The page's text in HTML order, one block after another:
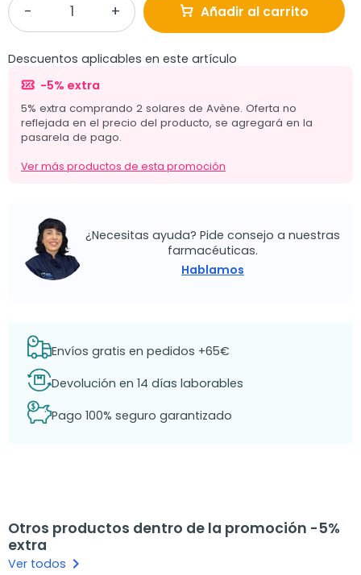
Añadir al carrito
Descuentos aplicables en este artículo
-5% extra
5% extra comprando 2 solares de Avène. Oferta no
reflejada en el precio del producto, se agregará en la
pasarela de pago.
Ver más productos de esta promoción
¿Necesitas ayuda? Pide consejo a nuestras
farmacéuticas.
Hablamos
Envíos gratis en pedidos +65€
Devolución en 14 días laborables
Pago 100% seguro garantizado
Otros productos dentro de la promoción -5%
extra
Ver todos keyboard_arrow_right